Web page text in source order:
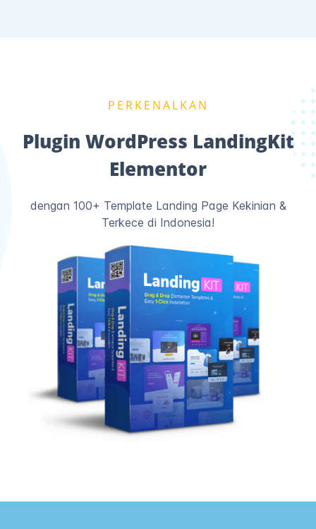
PERKENALKAN
Plugin WordPress LandingKit
Elementor
dengan 100+ Template Landing Page Kekinian &
Terkece di Indonesia!